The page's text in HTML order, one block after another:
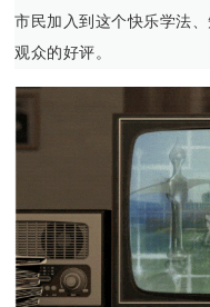
市民加入到这个快乐学法
观众的好评。